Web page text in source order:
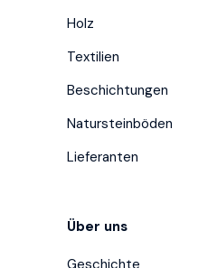
Holz
Textilien
Beschichtungen
Natursteinböden
Lieferanten
Über uns
Geschichte